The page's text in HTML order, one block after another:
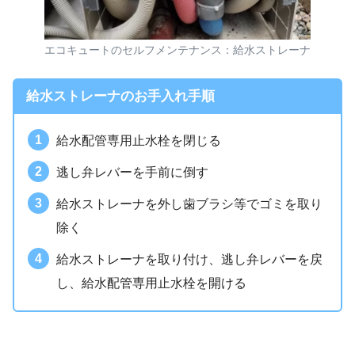
エコキュートのセルフメンテナンス：給水ストレーナ
給水ストレーナのお手入れ手順
給水配管専用止水栓を閉じる
逃し弁レバーを手前に倒す
給水ストレーナを外し歯ブラシ等でゴミを取り
除く
給水ストレーナを取り付け、逃し弁レバーを戻
し、給水配管専用止水栓を開ける